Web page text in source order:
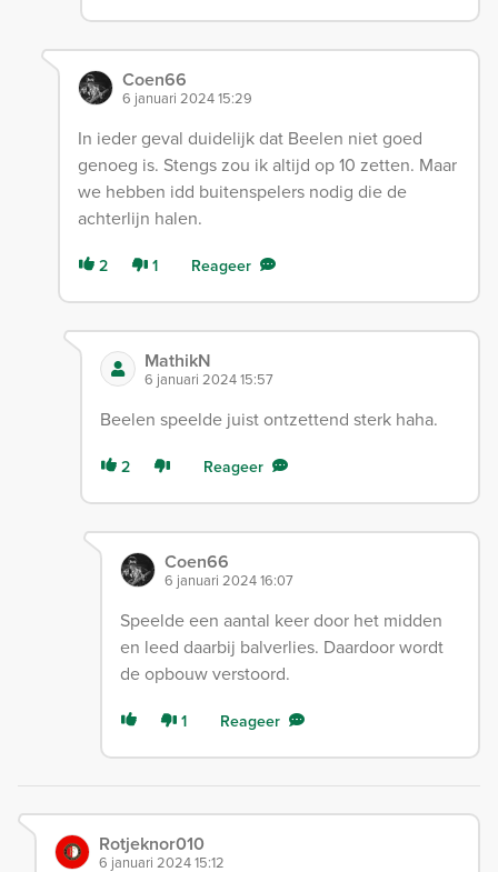
Coen66
6 januari 2024 15:29
In ieder geval duidelijk dat Beelen niet goed
genoeg is. Stengs zou ik altijd op 10 zetten. Maar
we hebben idd buitenspelers nodig die de
achterlijn halen.
2 1 Reageer
MathikN
6 januari 2024 15:57
Beelen speelde juist ontzettend sterk haha.
2 Reageer
Coen66
6 januari 2024 16:07
Speelde een aantal keer door het midden
en leed daarbij balverlies. Daardoor wordt
de opbouw verstoord.
1 Reageer
Rotjeknor010
6 januari 2024 15:12